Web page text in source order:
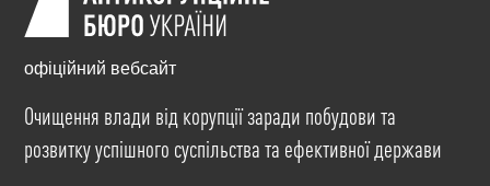
офіційний вебсайт
Очищення влади від корупції заради побудови та
розвитку успішного суспільства та ефективної держави